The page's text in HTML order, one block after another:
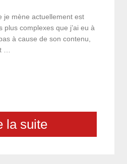
je mène actuellement est
plus complexes que j’ai eu à
à cause de son contenu,
…
la suite